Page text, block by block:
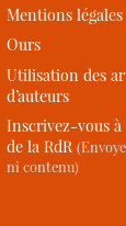
Mentions légales
Ours
Utilisation des
d’auteurs
Inscrivez-vous
de la RdR
ni contenu)